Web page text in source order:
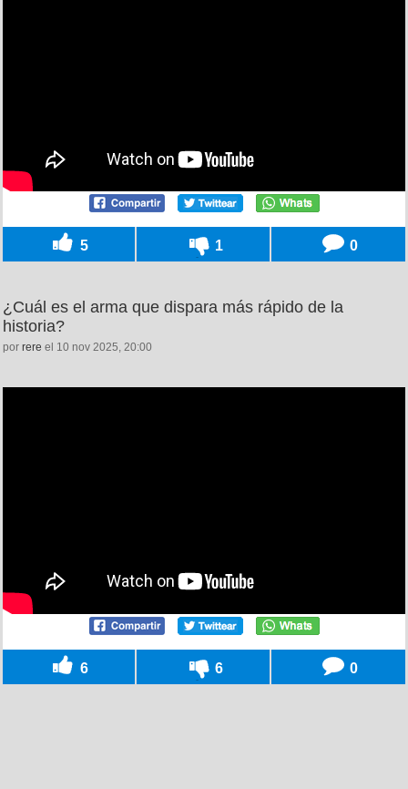
5 1 0
¿Cuál es el arma que dispara más rápido de la
historia?
por rere el 10 nov 2025, 20:00
6 6 0